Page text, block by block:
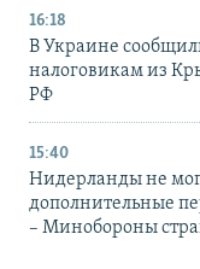
16:18
В Украине
налоговикам из
РФ
15:40
Нидерланды не
дополнительные
– Минобороны